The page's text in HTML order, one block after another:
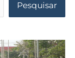
Pesquisar